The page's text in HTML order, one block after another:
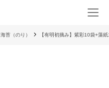
海苔（のり） 【有明初摘み】紫彩10袋+藻